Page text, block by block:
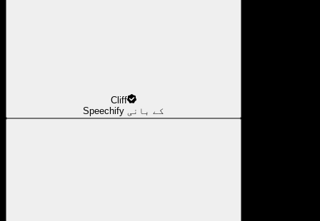
Cliff
Speechify کے بانی